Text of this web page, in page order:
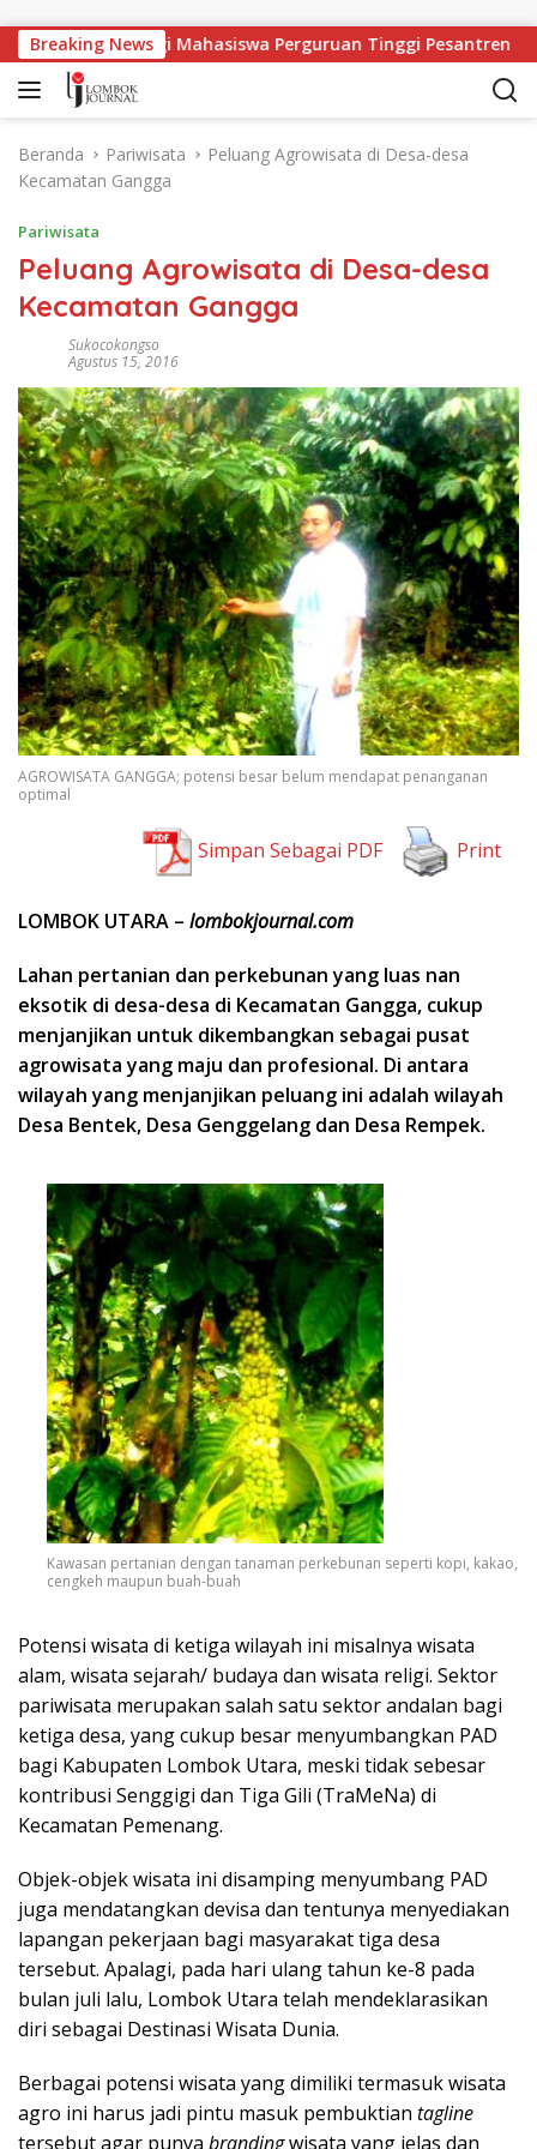
Breaking News
Kerja Bagi Mahasiswa Perguruan Tinggi Pesantren
Beranda Pariwisata
Peluang Agrowisata di Desa-desa
Kecamatan Gangga
Pariwisata
Peluang Agrowisata di Desa-desa
Kecamatan Gangga
Sukocokongso
Agustus 15, 2016
AGROWISATA GANGGA; potensi besar belum mendapat penanganan
optimal
Simpan Sebagai PDF Print
LOMBOK UTARA – lombokjournal.com
Lahan pertanian dan perkebunan yang luas nan
eksotik di desa-desa di Kecamatan Gangga, cukup
menjanjikan untuk dikembangkan sebagai pusat
agrowisata yang maju dan profesional. Di antara
wilayah yang menjanjikan peluang ini adalah wilayah
Desa Bentek, Desa Genggelang dan Desa Rempek.
Kawasan pertanian dengan tanaman perkebunan seperti kopi, kakao,
cengkeh maupun buah-buah
Potensi wisata di ketiga wilayah ini misalnya wisata
alam, wisata sejarah/ budaya dan wisata religi. Sektor
pariwisata merupakan salah satu sektor andalan bagi
ketiga desa, yang cukup besar menyumbangkan PAD
bagi Kabupaten Lombok Utara, meski tidak sebesar
kontribusi Senggigi dan Tiga Gili (TraMeNa) di
Kecamatan Pemenang.
Objek-objek wisata ini disamping menyumbang PAD
juga mendatangkan devisa dan tentunya menyediakan
lapangan pekerjaan bagi masyarakat tiga desa
tersebut. Apalagi, pada hari ulang tahun ke-8 pada
bulan juli lalu, Lombok Utara telah mendeklarasikan
diri sebagai Destinasi Wisata Dunia.
Berbagai potensi wisata yang dimiliki termasuk wisata
agro ini harus jadi pintu masuk pembuktian tagline
tersebut agar punya brandingwisata yang jelas dan